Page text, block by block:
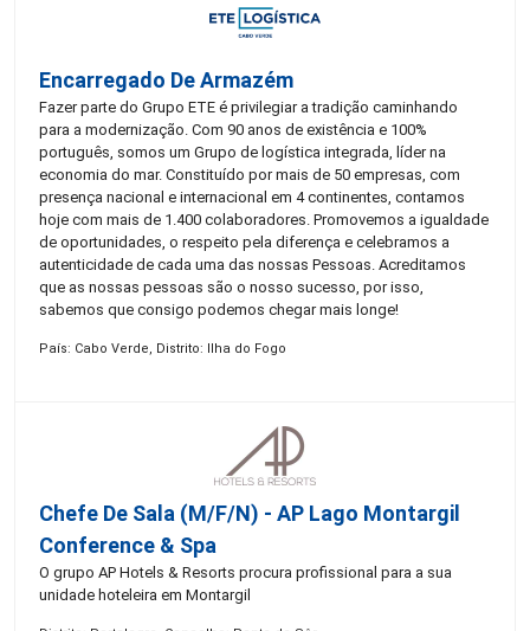
Encarregado De Armazém
Fazer parte do Grupo ETE é privilegiar a tradição caminhando
para a modernização. Com 90 anos de existência e 100%
português, somos um Grupo de logística integrada, líder na
economia do mar. Constituído por mais de 50 empresas, com
presença nacional e internacional em 4 continentes, contamos
hoje com mais de 1.400 colaboradores. Promovemos a igualdade
de oportunidades, o respeito pela diferença e celebramos a
autenticidade de cada uma das nossas Pessoas. Acreditamos
que as nossas pessoas são o nosso sucesso, por isso,
sabemos que consigo podemos chegar mais longe!
País: Cabo Verde, Distrito: Ilha do Fogo
Chefe De Sala (M/F/N) - AP Lago Montargil
Conference & Spa
O grupo AP Hotels & Resorts procura profissional para a sua
unidade hoteleira em Montargil